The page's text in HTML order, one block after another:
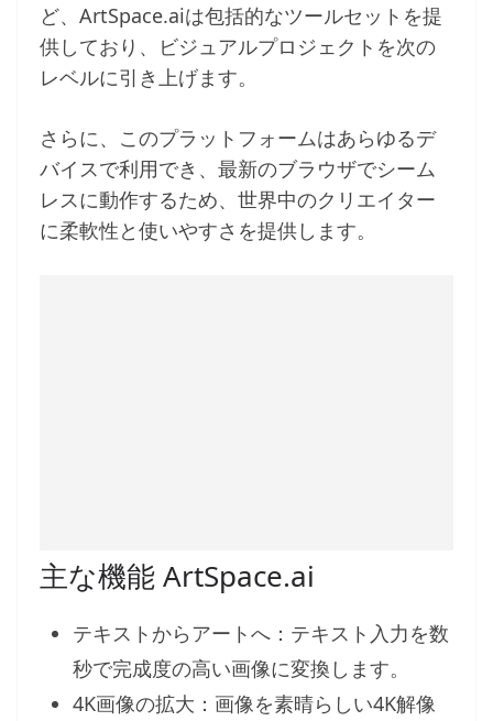
ど、ArtSpace.aiは包括的なツールセットを提
供しており、ビジュアルプロジェクトを次の
レベルに引き上げます。
さらに、このプラットフォームはあらゆるデ
バイスで利用でき、最新のブラウザでシーム
レスに動作するため、世界中のクリエイター
に柔軟性と使いやすさを提供します。
主な機能 ArtSpace.ai
テキストからアートへ：テキスト入力を数
秒で完成度の高い画像に変換します。
4K画像の拡大：画像を素晴らしい4K解像